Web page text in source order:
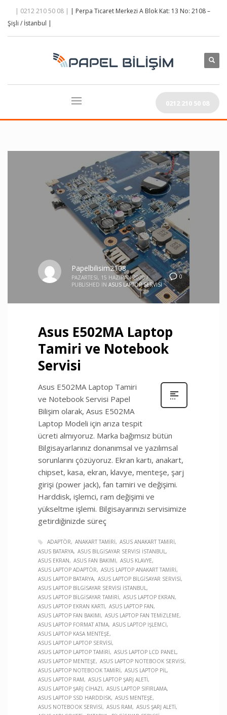
| 0212 210 50 08 | | Perpa Ticaret Merkezi A Blok Kat: 13 No: 2108 –
Şişli / İstanbul |
0212 210 50 08
0
Papelbilisim2108
PAZARTESI, 15 HAZIRAN 2020 /
PUBLISHED IN ASUS LAPTOP SERVISI
Asus E502MA Laptop
Tamiri ve Notebook
Servisi
Asus E502MA Laptop Tamiri
ve Notebook Servisi Papel
Bilişim olarak, Asus E502MA
Laptop Modeli için arıza tespit
ücreti almıyoruz. Marka bağımsız bütün
Bilgisayarlarınız donanımsal ve yazılımsal
sorunlarını çözüyoruz. Ekran kartı, anakart,
chipset, kasa, ekran, klavye, menteşe, şarj
girişi (power jack), fan tamiri ve değişimi.
Harddisk, işlemci, ram değişimi ve
yükseltme işlemi. Bilgisayarınızı servisimize
getirdiğinizde süreç
ADAPTÖR ANAKART TAMIRI
ASUS ANAKART TAMIRI
ASUS BATARYA ASUS BILGISAYAR SERVISI İSTANBUL
ASUS EKRAN
ASUS FAN BAKIMI
ASUS KLAVYE
ASUS LAPTOP ADAPTÖR
ASUS LAPTOP ANAKART TAMIRI
ASUS LAPTOP BATARYA ASUS LAPTOP BILGISAYAR SERVISI
ASUS LAPTOP BILGISAYAR SERVISI İSTANBUL
ASUS LAPTOP BILGISAYAR TAMIRI
ASUS LAPTOP EKRAN
ASUS LAPTOP EKRAN KARTI
ASUS LAPTOP FAN
ASUS LAPTOP FAN BAKIMI
ASUS LAPTOP FAN TEMIZLEME
ASUS LAPTOP FORMAT ATMA ASUS LAPTOP İŞLEMCI
ASUS LAPTOP KASA MENTEŞE
ASUS LAPTOP LAPTOP SERVISI
ASUS LAPTOP LAPTOP TAMIRI
ASUS LAPTOP LCD PANEL
ASUS LAPTOP MENTEŞE
ASUS LAPTOP NOTEBOOK SERVISI
ASUS LAPTOP NOTEBOOK TAMIRI
ASUS LAPTOP PIL
ASUS LAPTOP RAM
ASUS LAPTOP ŞARJ ALETI
ASUS LAPTOP ŞARJ CIHAZI
ASUS LAPTOP SIFIRLAMA
ASUS LAPTOP SSD HARDDISK ASUS MENTEŞE
ASUS NOTEBOOK SERVISI
ASUS RAM
ASUS ŞARJ ALETI